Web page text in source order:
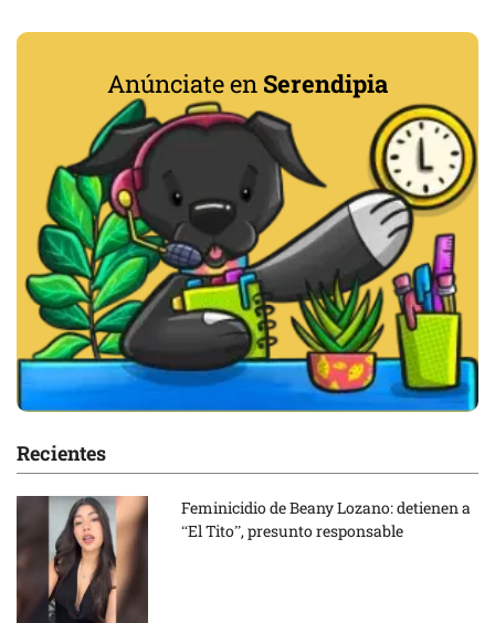
Anúnciate en Serendipia
Recientes
Feminicidio de Beany Lozano: detienen a
“El Tito”, presunto responsable